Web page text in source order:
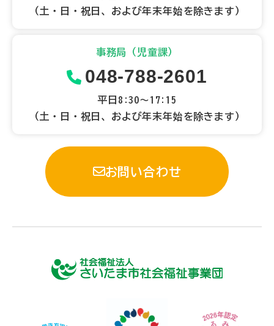
（土・日・祝日、および年末年始を除きます）
事務局（児童課）
048-788-2601
平日8:30～17:15
（土・日・祝日、および年末年始を除きます）
お問い合わせ